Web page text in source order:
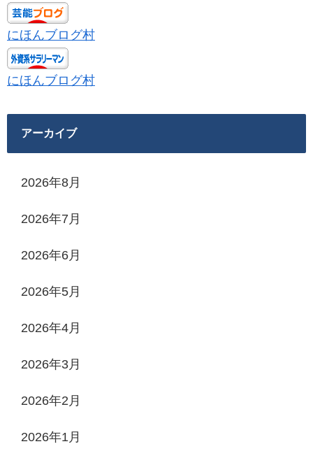
にほんブログ村
にほんブログ村
アーカイブ
2026年8月
2026年7月
2026年6月
2026年5月
2026年4月
2026年3月
2026年2月
2026年1月